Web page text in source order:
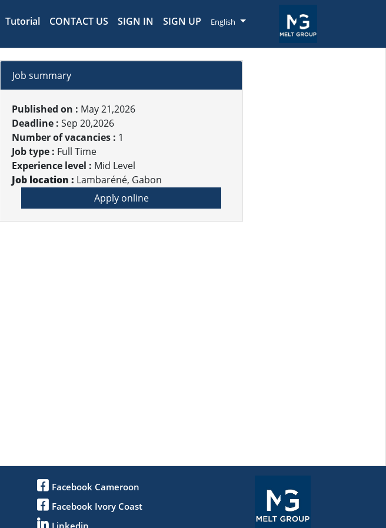
Tutorial CONTACT US SIGN IN SIGN UP English
Job summary
Published on : May 21,2026
Deadline : Sep 20,2026
Number of vacancies : 1
Job type : Full Time
Experience level : Mid Level
Job location : Lambaréné, Gabon
Apply online
Facebook Cameroon
Facebook Ivory Coast
Linkedin